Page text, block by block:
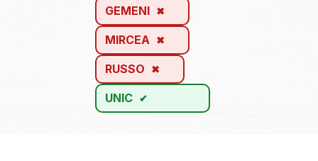
GEMENI
MIRCEA
RUSSO
UNIC